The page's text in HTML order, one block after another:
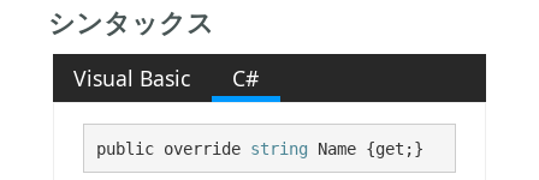
シンタックス
Visual Basic C#
public override string Name {get;}